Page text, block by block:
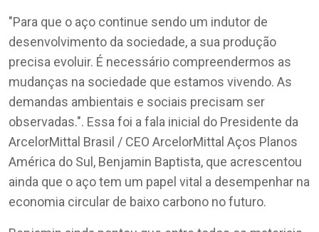
"Para que o aço continue sendo um indutor de
desenvolvimento da sociedade, a sua produção
precisa evoluir. É necessário compreendermos as
mudanças na sociedade que estamos vivendo. As
demandas ambientais e sociais precisam ser
observadas.". Essa foi a fala inicial do Presidente da
ArcelorMittal Brasil / CEO ArcelorMittal Aços Planos
América do Sul, Benjamin Baptista, que acrescentou
ainda que o aço tem um papel vital a desempenhar na
economia circular de baixo carbono no futuro.